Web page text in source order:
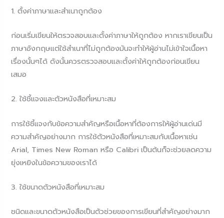
1. ตั้งค่าภาษาและสำเนาถูกต้อง
ก่อนเริ่มเขียนให้ตรวจสอบและตั้งค่าภาษาให้ถูกต้อง หากเราเขียนเป็น
ภาษาอังกฤษแต่ใช้สำเนาที่ไม่ถูกต้องมันจะทำให้ผู้อ่านไม่เข้าใจเนื้อหา
เรื่องนั้นๆได้ ดังนั้นควรตรวจสอบและตั้งค่าให้ถูกต้องก่อนเขียน
เสมอ
2. ใช้ชี้แจงและตัวหนังสือที่เหมาะสม
การใช้ชี้แจงกับข้อความสำคัญหรือเนื้อหาที่ต้องการให้ผู้อ่านเด่นมี
ความสำคัญอย่างมาก การใช้ตัวหนังสือที่เหมาะสมกับเนื้อหาเช่น
Arial, Times New Roman หรือ Calibri เป็นต้นก็จะช่วยลดความ
ยุ่งเหยิงในข้อความของเราได้
3. ใช้ขนาดตัวหนังสือที่เหมาะสม
ชนิดและขนาดตัวหนังสือเป็นตัวช่วยของการเขียนที่สำคัญอย่างมาก